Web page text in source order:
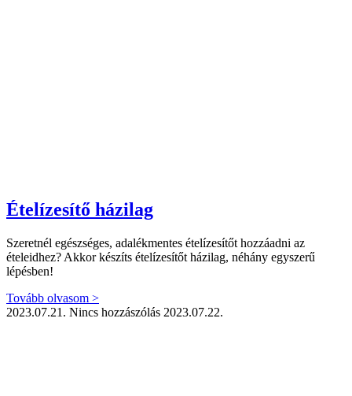
Ételízesítő házilag
Szeretnél egészséges, adalékmentes ételízesítőt hozzáadni az
ételeidhez? Akkor készíts ételízesítőt házilag, néhány egyszerű
lépésben!
Tovább olvasom >
2023.07.21. Nincs hozzászólás 2023.07.22.